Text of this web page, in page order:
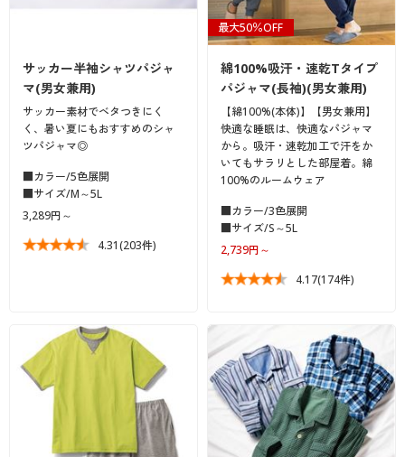
サッカー半袖シャツパジャ
マ(男女兼用)
サッカー素材でベタつきにく
く、暑い夏にもおすすめのシャ
ツパジャマ◎
■カラー/5色展開
■サイズ/M～5L
3,289円～
4.31(203件)
最大50％OFF
綿100%吸汗・速乾Tタイプ
パジャマ(長袖)(男女兼用)
【綿100%(本体)】【男女兼用】
快適な睡眠は、快適なパジャマ
から。吸汗・速乾加工で汗をか
いてもサラリとした部屋着。綿
100%のルームウェア
■カラー/3色展開
■サイズ/S～5L
2,739円～
4.17(174件)